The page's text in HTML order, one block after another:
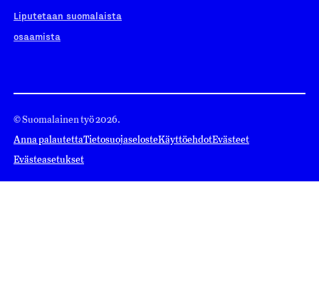
Liputetaan suomalaista
osaamista
© Suomalainen työ 2026.
Anna palautettaTietosuojaselosteKäyttöehdotEvästeet
Evästeasetukset